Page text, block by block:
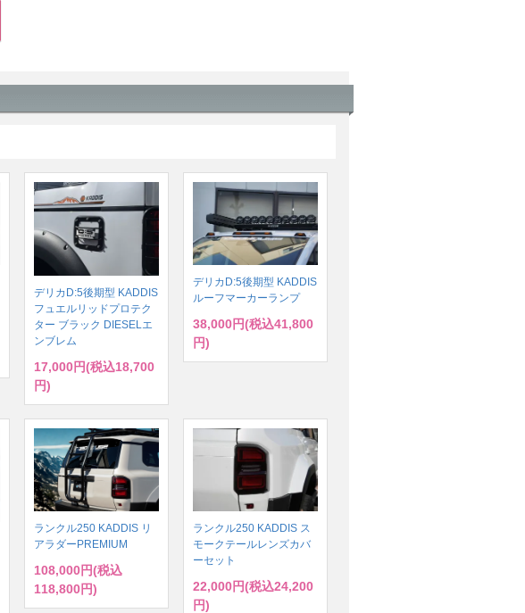
デリカD:5後期型 KADDIS
フュエルリッドプロテク
ター ブラック DIESELエ
ンブレム
17,000円(税込18,700
円)
デリカD:5後期型 KADDIS
ルーフマーカーランプ
38,000円(税込41,800
円)
ランクル250 KADDIS リ
アラダーPREMIUM
108,000円(税込
118,800円)
ランクル250 KADDIS ス
モークテールレンズカバ
ーセット
22,000円(税込24,200
円)